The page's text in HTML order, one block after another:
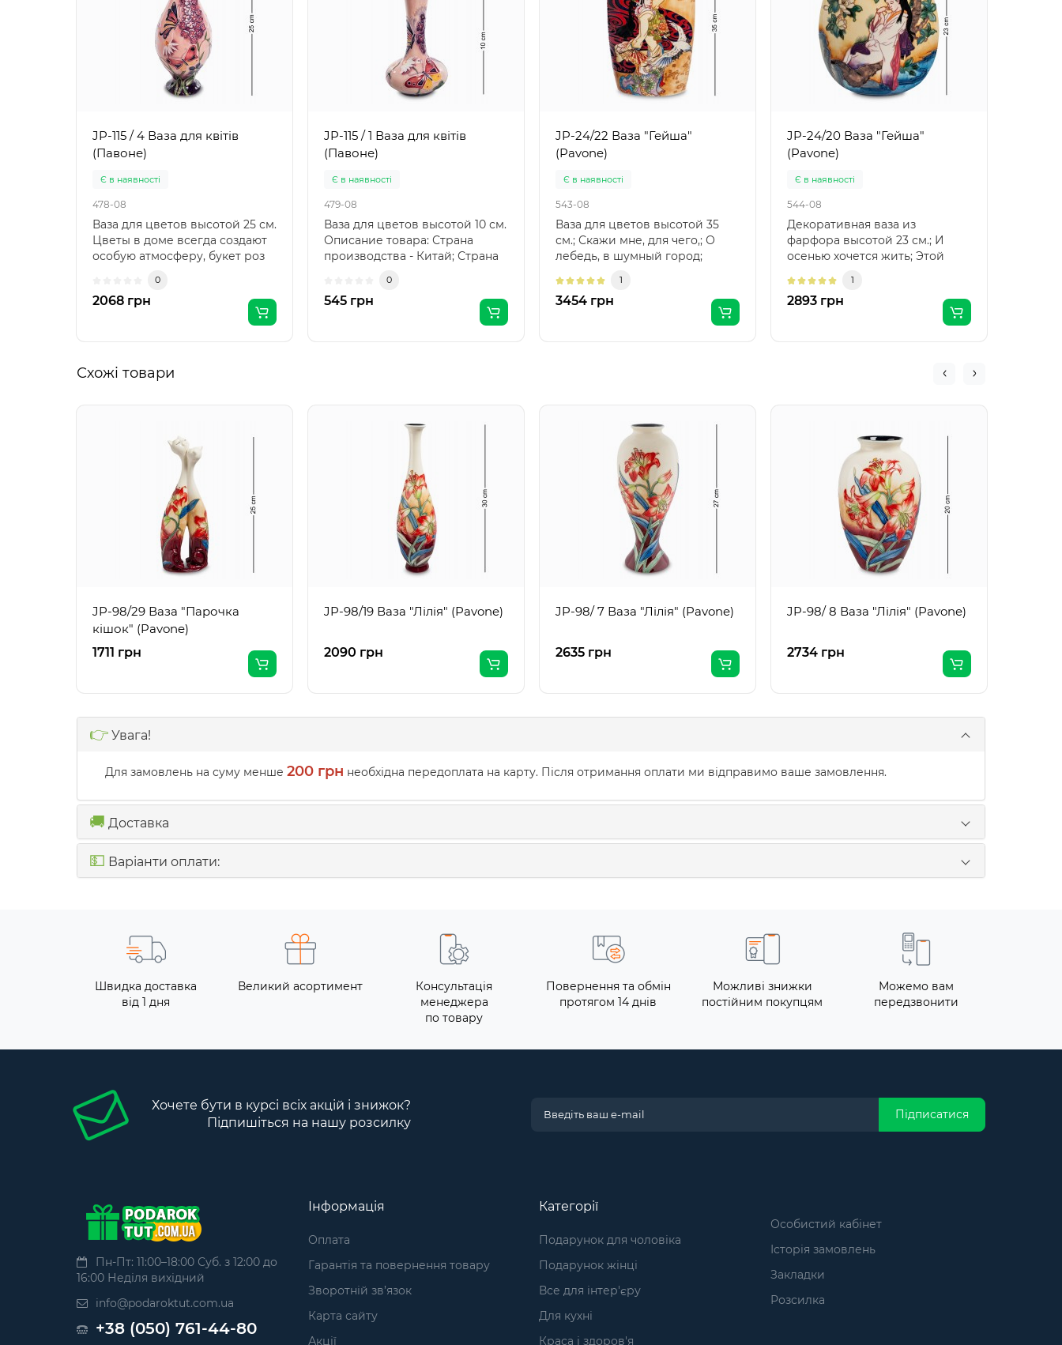
JP-115 / 4 Ваза для квітів
(Павоне)
Є в наявності
478-08
Ваза для цветов высотой 25 см.
Цветы в доме всегда создают
особую атмосферу, букет роз
0
2068 грн
JP-115 / 1 Ваза для квітів
(Павоне)
Є в наявності
479-08
Ваза для цветов высотой 10 см.
Описание товара: Страна
производства - Китай; Страна
0
545 грн
JP-24/22 Ваза "Гейша"
(Pavone)
Є в наявності
543-08
Ваза для цветов высотой 35
см.; Скажи мне, для чего,; О
лебедь, в шумный город;
1
3454 грн
JP-24/20 Ваза "Гейша"
(Pavone)
Є в наявності
544-08
Декоративная ваза из
фарфора высотой 23 см.; И
осенью хочется жить; Этой
1
2893 грн
Схожі товари
JP-98/29 Ваза "Парочка
кішок" (Pavone)
1711 грн
JP-98/19 Ваза "Лілія" (Pavone)
2090 грн
JP-98/ 7 Ваза "Лілія" (Pavone)
2635 грн
JP-98/ 8 Ваза "Лілія" (Pavone)
2734 грн
👉 Увага!
Для замовлень на суму менше 200 грн необхідна передоплата на карту. Після отримання оплати ми відправимо ваше замовлення.
🚚 Доставка
💵 Варіанти оплати:
Швидка доставка
від 1 дня
Великий асортимент
Консультація
менеджера
по товару
Повернення та обмін
протягом 14 днів
Можливі знижки
постійним покупцям
Можемо вам
передзвонити
Хочете бути в курсі всіх акцій і знижок?
Підпишіться на нашу розсилку
Підписатися
Пн-Пт: 11:00–18:00 Суб. з 12:00 до
16:00 Неділя вихідний
info@podaroktut.com.ua
+38 (050) 761-44-80
Інформація
Оплата
Гарантія та повернення товару
Зворотній зв’язок
Карта сайту
Акції
Категорії
Подарунок для чоловіка
Подарунок жінці
Все для інтер'єру
Для кухні
Краса і здоров'я
Особистий кабінет
Історія замовлень
Закладки
Розсилка